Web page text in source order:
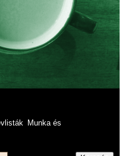
Munka és